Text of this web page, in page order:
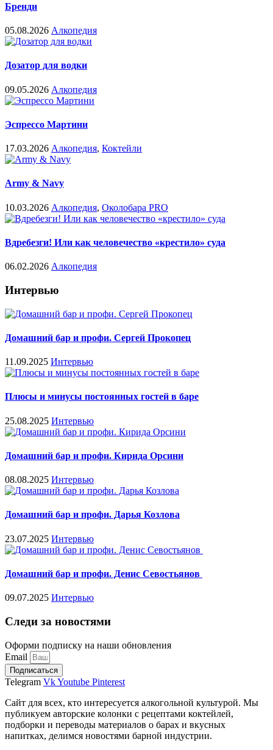
Бренди
05.08.2026 Алкопедия
Дозатор для водки
09.05.2026 Алкопедия
Эспрессо Мартини
17.03.2026 Алкопедия, Коктейли
Army & Navy
10.03.2026 Алкопедия, Околобара PRO
Вдребезги! Или как человечество «крестило» суда
06.02.2026 Алкопедия
Интервью
Домашний бар и профи. Сергей Прокопец
11.09.2025 Интервью
Плюсы и минусы постоянных гостей в баре
25.08.2025 Интервью
Домашний бар и профи. Кирида Орсини
08.08.2025 Интервью
Домашний бар и профи. Дарья Козлова
23.07.2025 Интервью
Домашний бар и профи. Денис Севостьянов
09.07.2025 Интервью
Следи за новостями
Оформи подписку на наши обновления
Email
Подписаться
Telegram VkYoutube Pinterest
Сайт для всех, кто интересуется алкогольной культурой. Мы
публикуем авторские колонки с рецептами коктейлей,
подборки и переводы материалов о барах и вкусных
напитках, делимся новостями барной индустрии.